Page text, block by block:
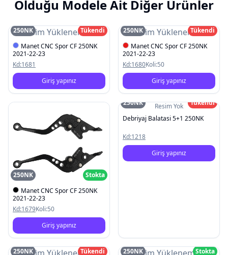
Olduğu Modele Ait Diğer Ürünler
Resim Yüklenemedi
250NK
Tükendi
Manet CNC Spor CF 250NK
2021-22-23
Kd:1681
Giriş yapınız
Resim Yüklenemedi
250NK
Tükendi
Manet CNC Spor CF 250NK
2021-22-23
Kd:1680Koli:50
Giriş yapınız
250NK
Stokta
Manet CNC Spor CF 250NK
2021-22-23
Kd:1679Koli:50
Giriş yapınız
Resim Yok
250NK
Tükendi
Debriyaj Balatasi 5+1 250NK
Kd:1218
Giriş yapınız
250NK
Tükendi
250NK
Stokta